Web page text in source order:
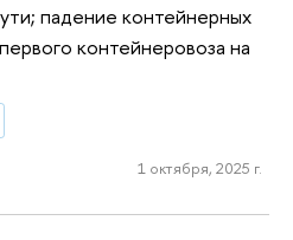
падение контейнерных
контейнеровоза на
1 октября, 2025 г.